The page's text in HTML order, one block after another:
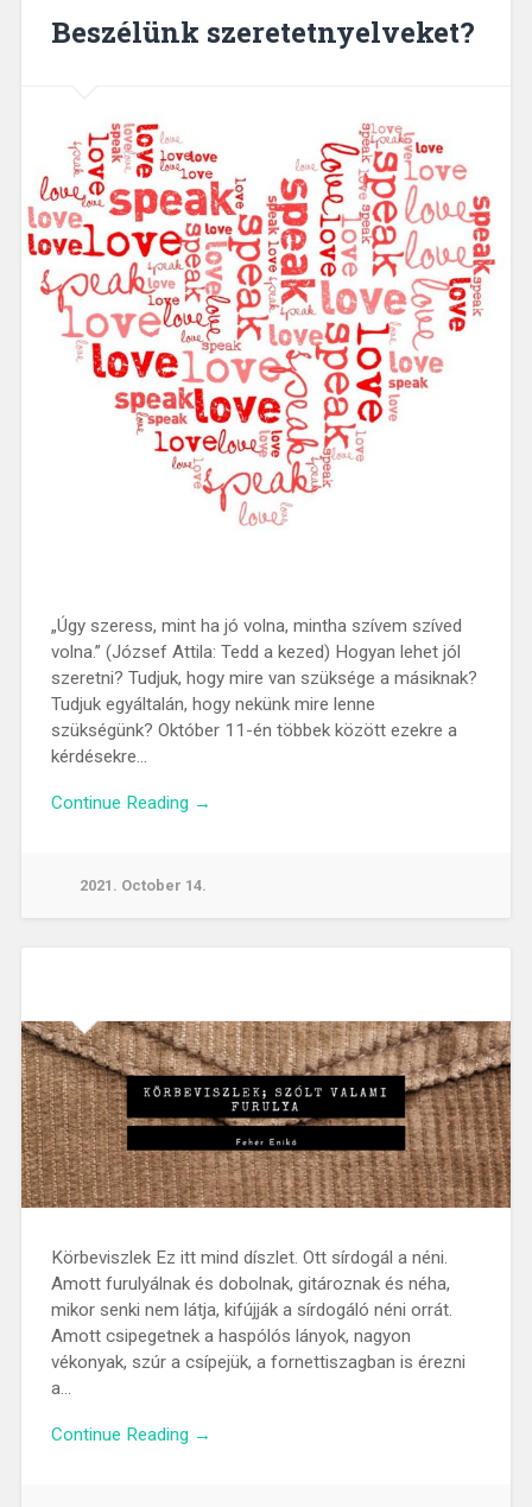
Beszélünk szeretetnyelveket?
„Úgy szeress, mint ha jó volna, mintha szívem szíved
volna.” (József Attila: Tedd a kezed) Hogyan lehet jól
szeretni? Tudjuk, hogy mire van szüksége a másiknak?
Tudjuk egyáltalán, hogy nekünk mire lenne
szükségünk? Október 11-én többek között ezekre a
kérdésekre…
Continue Reading →
2021. October 14.
Körbeviszlek Ez itt mind díszlet. Ott sírdogál a néni.
Amott furulyálnak és dobolnak, gitároznak és néha,
mikor senki nem látja, kifújják a sírdogáló néni orrát.
Amott csipegetnek a haspólós lányok, nagyon
vékonyak, szúr a csípejük, a fornettiszagban is érezni
a…
Continue Reading →